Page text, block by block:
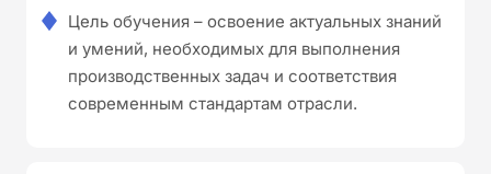
Цель обучения – освоение актуальных знаний
и умений, необходимых для выполнения
производственных задач и соответствия
современным стандартам отрасли.